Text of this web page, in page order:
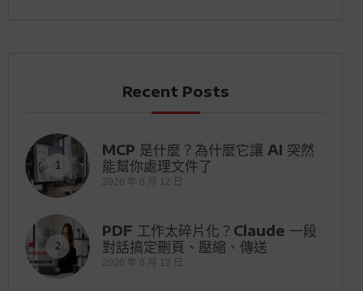
Recent Posts
1
MCP 是什麼？為什麼它讓 AI 突然
能幫你處理文件了
2026 年 6 月 12 日
2
PDF 工作太碎片化？Claude 一段
對話搞定刪頁、壓縮、傳送
2026 年 6 月 12 日